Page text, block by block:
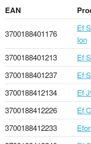
EAN
3700188401176
Ef
Ion
3700188401213
Ef
3700188401237
Ef
3700188412134
Ef
3700188412226
Ef
3700188412233